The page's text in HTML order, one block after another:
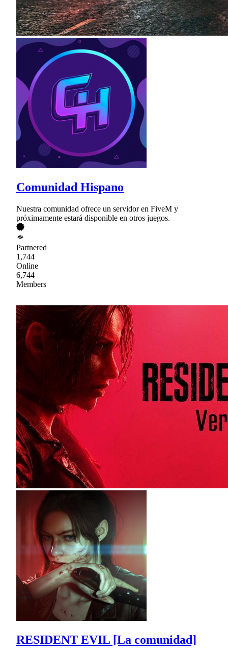
Comunidad Hispano
Nuestra comunidad ofrece un servidor en FiveM y
próximamente estará disponible en otros juegos.
Partnered
1,744
Online
6,744
Members
RESIDENT EVIL [La comunidad]